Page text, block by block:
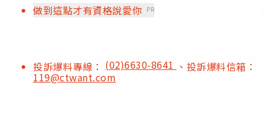
做到這點才有資格說愛你 PR
投訴爆料專線： (02)6630-8641 、投訴爆料信箱：
119@ctwant.com